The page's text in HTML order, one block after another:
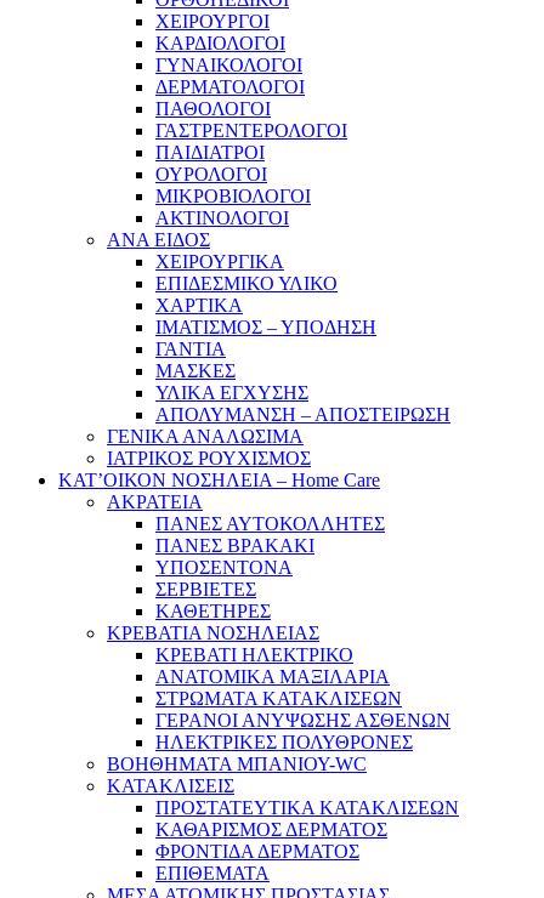
ΧΕΙΡΟΥΡΓΟΙ
ΚΑΡΔΙΟΛΟΓΟΙ
ΓΥΝΑΙΚΟΛΟΓΟΙ
ΔΕΡΜΑΤΟΛΟΓΟΙ
ΠΑΘΟΛΟΓΟΙ
ΓΑΣΤΡΕΝΤΕΡΟΛΟΓΟΙ
ΠΑΙΔΙΑΤΡΟΙ
ΟΥΡΟΛΟΓΟΙ
ΜΙΚΡΟΒΙΟΛΟΓΟΙ
ΑΚΤΙΝΟΛΟΓΟΙ
ΑΝΑ ΕΙΔΟΣ
ΧΕΙΡΟΥΡΓΙΚΑ
ΕΠΙΔΕΣΜΙΚΟ ΥΛΙΚΟ
ΧΑΡΤΙΚΑ
ΙΜΑΤΙΣΜΟΣ – ΥΠΟΔΗΣΗ
ΓΑΝΤΙΑ
ΜΑΣΚΕΣ
ΥΛΙΚΑ ΕΓΧΥΣΗΣ
ΑΠΟΛΥΜΑΝΣΗ – ΑΠΟΣΤΕΙΡΩΣΗ
ΓΕΝΙΚΑ ΑΝΑΛΩΣΙΜΑ
ΙΑΤΡΙΚΟΣ ΡΟΥΧΙΣΜΟΣ
ΚΑΤ’ΟΙΚΟΝ ΝΟΣΗΛΕΙΑ – Home Care
ΑΚΡΑΤΕΙΑ
ΠΑΝΕΣ ΑΥΤΟΚΟΛΛΗΤΕΣ
ΠΑΝΕΣ ΒΡΑΚΑΚΙ
ΥΠΟΣΕΝΤΟΝΑ
ΣΕΡΒΙΕΤΕΣ
ΚΑΘΕΤΗΡΕΣ
ΚΡΕΒΑΤΙΑ ΝΟΣΗΛΕΙΑΣ
ΚΡΕΒΑΤΙ ΗΛΕΚΤΡΙΚΟ
ΑΝΑΤΟΜΙΚΑ ΜΑΞΙΛΑΡΙΑ
ΣΤΡΩΜΑΤΑ ΚΑΤΑΚΛΙΣΕΩΝ
ΓΕΡΑΝΟΙ ΑΝΥΨΩΣΗΣ ΑΣΘΕΝΩΝ
ΗΛΕΚΤΡΙΚΕΣ ΠΟΛΥΘΡΟΝΕΣ
ΒΟΗΘΗΜΑΤΑ ΜΠΑΝΙΟΥ-WC
ΚΑΤΑΚΛΙΣΕΙΣ
ΠΡΟΣΤΑΤΕΥΤΙΚΑ ΚΑΤΑΚΛΙΣΕΩΝ
ΚΑΘΑΡΙΣΜΟΣ ΔΕΡΜΑΤΟΣ
ΦΡΟΝΤΙΔΑ ΔΕΡΜΑΤΟΣ
ΕΠΙΘΕΜΑΤΑ